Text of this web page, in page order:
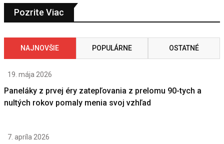
Pozrite Viac
NAJNOVŠIE POPULÁRNE OSTATNÉ
19. mája 2026
Paneláky z prvej éry zatepľovania z prelomu 90-tych a
nultých rokov pomaly menia svoj vzhľad
7. apríla 2026